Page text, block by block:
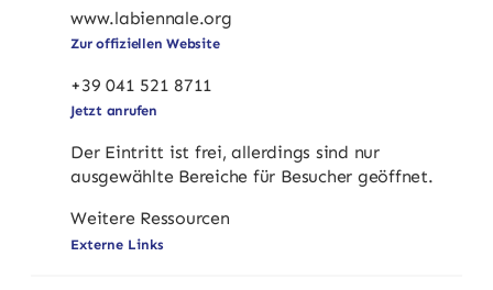
www.labiennale.org
Zur offiziellen Website
+39 041 521 8711
Jetzt anrufen
Der Eintritt ist frei, allerdings sind nur
ausgewählte Bereiche für Besucher geöffnet.
Weitere Ressourcen
Externe Links